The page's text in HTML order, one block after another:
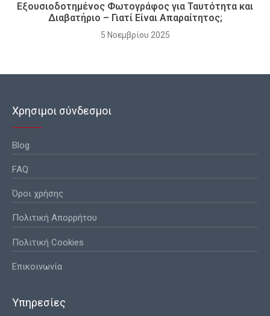
Εξουσιοδοτημένος Φωτογράφος για Ταυτότητα και
Διαβατήριο – Γιατί Είναι Απαραίτητος;
5 Νοεμβρίου 2025
Χρησιμοι σύνδεσμοι
Blog
FAQ
Όροι χρήσης
Πολιτική Απορρήτου
Πολιτική Cookies
Επικοινωνία
Υπηρεσίες